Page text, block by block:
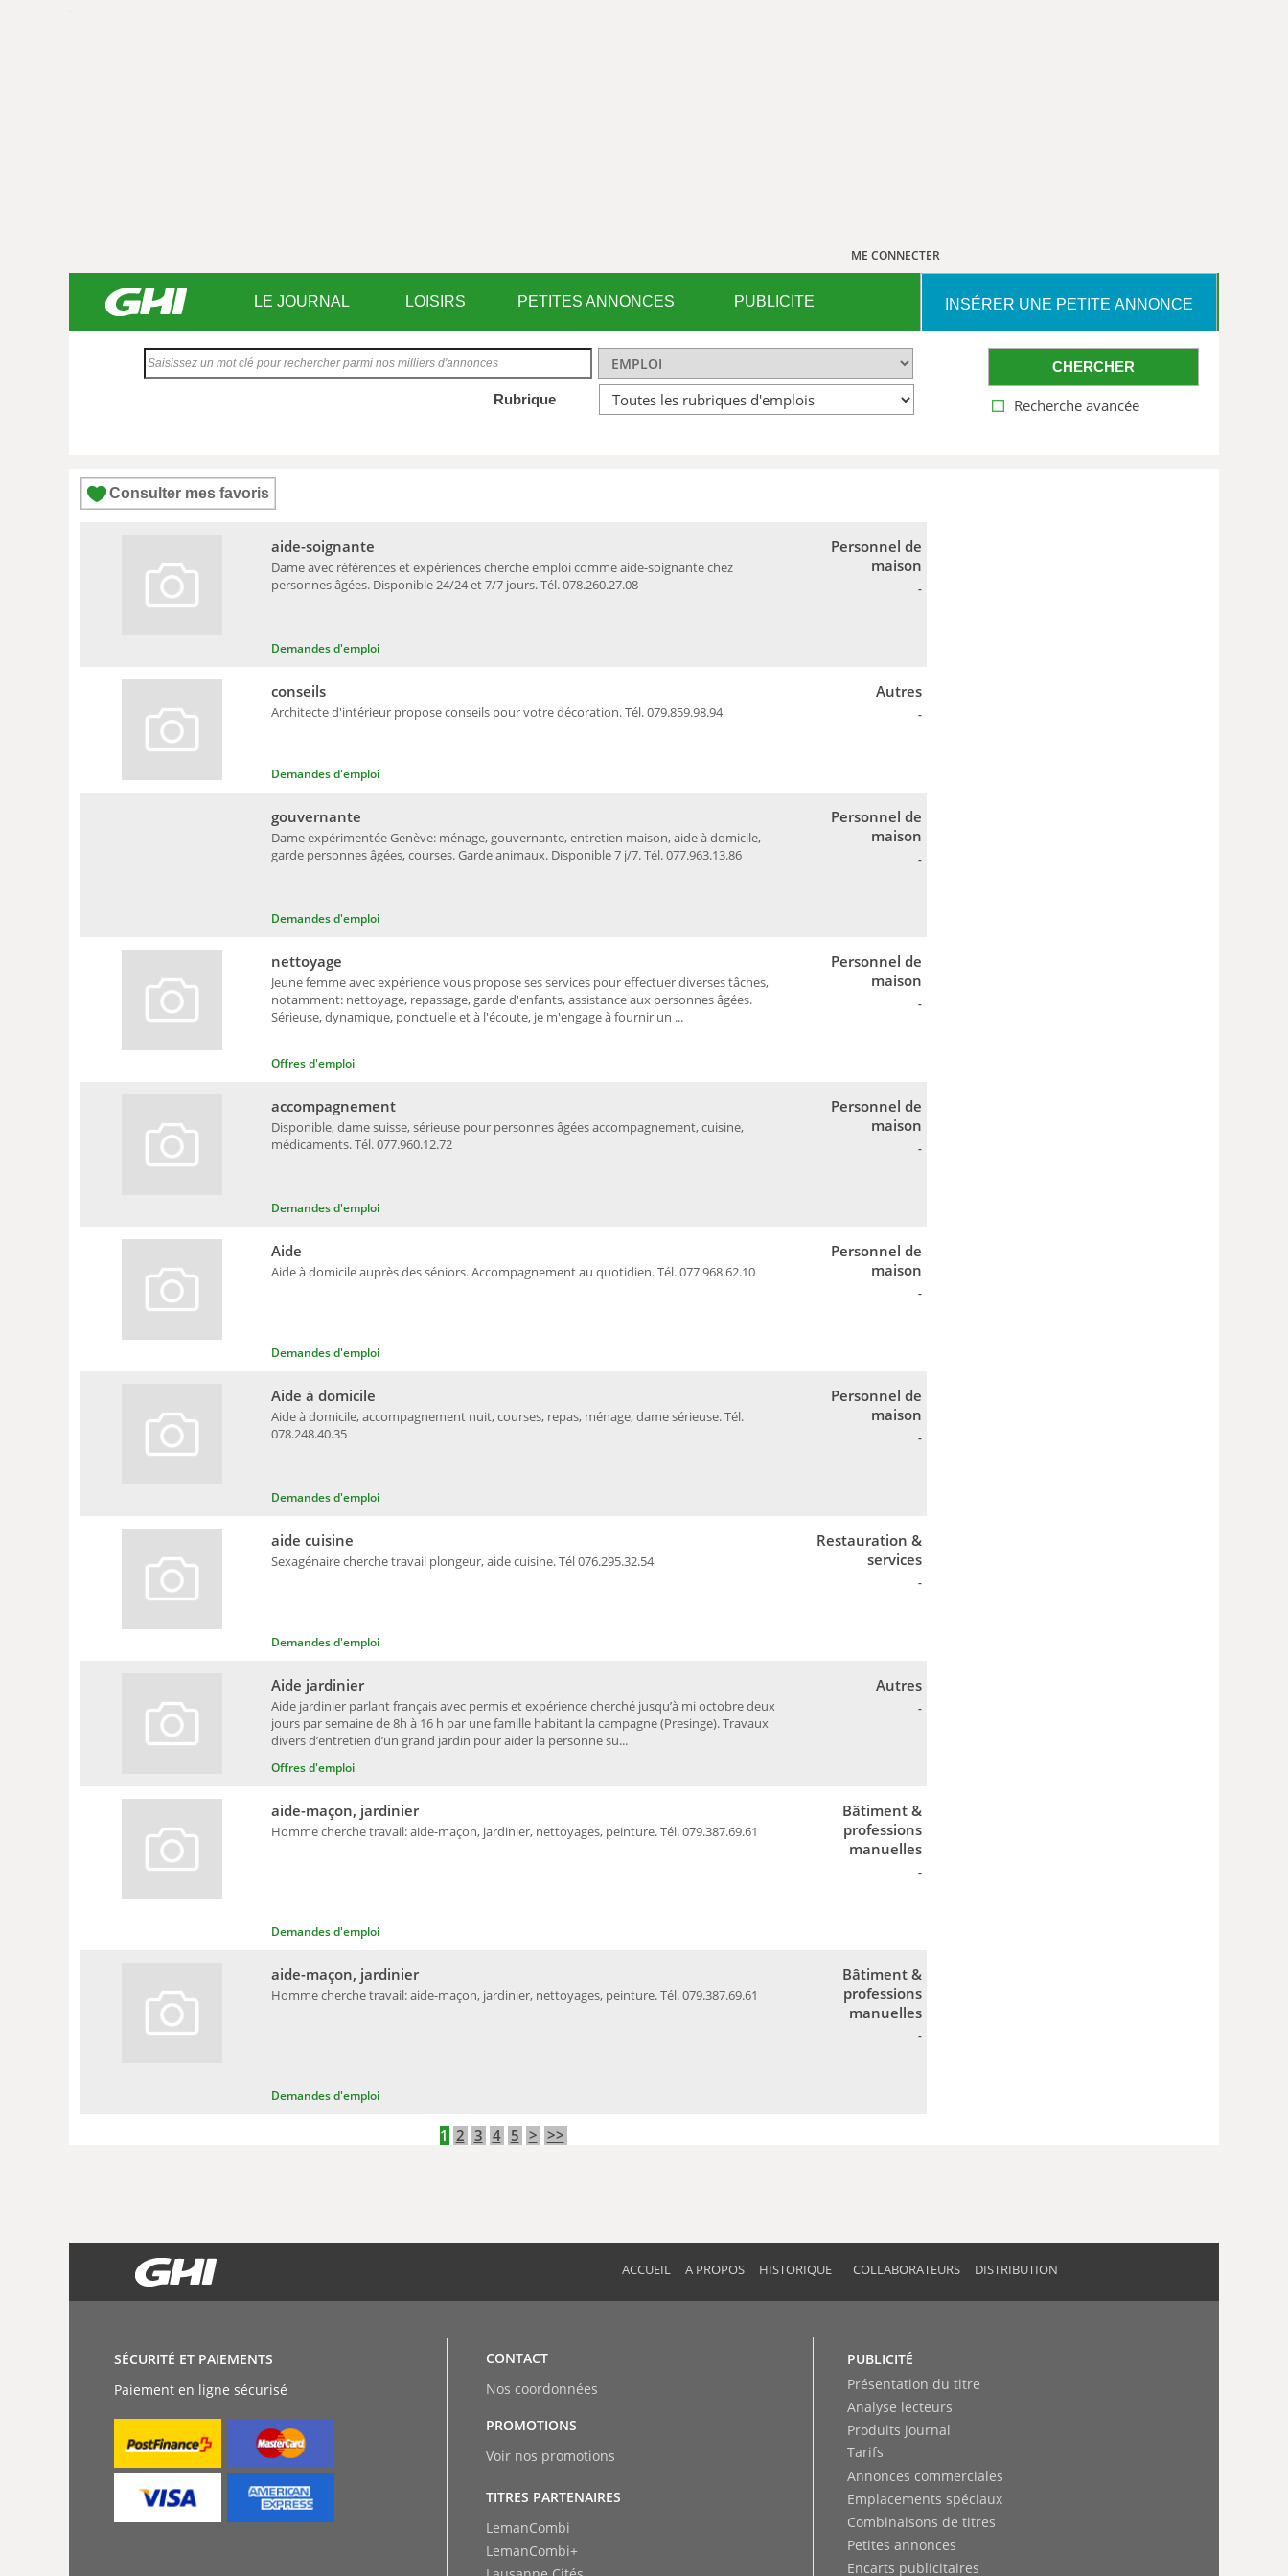
ME CONNECTER
LE JOURNAL LOISIRS PETITES ANNONCES PUBLICITE INSÉRER UNE PETITE ANNONCE
Rubrique
CHERCHER
Recherche avancée
Consulter mes favoris
Personnel de
maison
-
Demandes d'emploi
Dame avec références et expériences cherche emploi comme aide-soignante chez
personnes âgées. Disponible 24/24 et 7/7 jours. Tél. 078.260.27.08
aide-soignante
Autres
-
Demandes d'emploi
Architecte d'intérieur propose conseils pour votre décoration. Tél. 079.859.98.94
conseils
Personnel de
maison
-
Demandes d'emploi
Dame expérimentée Genève: ménage, gouvernante, entretien maison, aide à domicile,
garde personnes âgées, courses. Garde animaux. Disponible 7 j/7. Tél. 077.963.13.86
gouvernante
Personnel de
maison
-
Offres d'emploi
Jeune femme avec expérience vous propose ses services pour effectuer diverses tâches,
notamment: nettoyage, repassage, garde d'enfants, assistance aux personnes âgées.
Sérieuse, dynamique, ponctuelle et à l'écoute, je m'engage à fournir un ...
nettoyage
Personnel de
maison
-
Demandes d'emploi
Disponible, dame suisse, sérieuse pour personnes âgées accompagnement, cuisine,
médicaments. Tél. 077.960.12.72
accompagnement
Personnel de
maison
-
Demandes d'emploi
Aide à domicile auprès des séniors. Accompagnement au quotidien. Tél. 077.968.62.10
Aide
Personnel de
maison
-
Demandes d'emploi
Aide à domicile, accompagnement nuit, courses, repas, ménage, dame sérieuse. Tél.
078.248.40.35
Aide à domicile
Restauration &
services
-
Demandes d'emploi
Sexagénaire cherche travail plongeur, aide cuisine. Tél 076.295.32.54
aide cuisine
Autres
-
Offres d'emploi
Aide jardinier parlant français avec permis et expérience cherché jusqu’à mi octobre deux
jours par semaine de 8h à 16 h par une famille habitant la campagne (Presinge). Travaux
divers d’entretien d’un grand jardin pour aider la personne su...
Aide jardinier
Bâtiment &
professions
manuelles
-
Demandes d'emploi
Homme cherche travail: aide-maçon, jardinier, nettoyages, peinture. Tél. 079.387.69.61
aide-maçon, jardinier
Bâtiment &
professions
manuelles
-
Demandes d'emploi
Homme cherche travail: aide-maçon, jardinier, nettoyages, peinture. Tél. 079.387.69.61
aide-maçon, jardinier
1 2 3 4 5 > >>
ACCUEIL A PROPOS HISTORIQUE COLLABORATEURS DISTRIBUTION
Paiement en ligne sécurisé
SÉCURITÉ ET PAIEMENTS
LemanCombi+
LemanCombi
TITRES PARTENAIRES
Voir nos promotions
PROMOTIONS
Nos coordonnées
CONTACT PUBLICITÉ
Annonces commerciales
Emplacements spéciaux
Combinaisons de titres
Présentation du titre
Encarts publicitaires
Analyse lecteurs
Petites annonces
Produits journal
Tarifs